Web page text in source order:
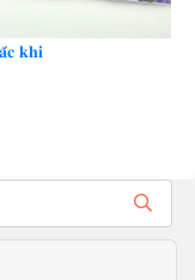
𝐤𝐡𝐢